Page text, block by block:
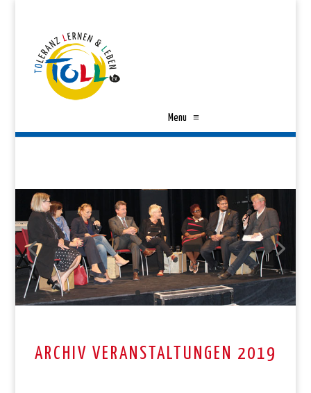
Menu ≡
ARCHIV VERANSTALTUNGEN 2019